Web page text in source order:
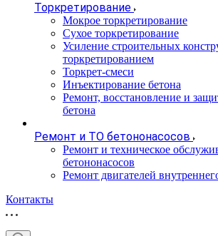
Торкретирование
Мокрое торкретирование
Сухое торкретирование
Усиление строительных
торкретированием
Торкрет-смеси
Инъектирование бетона
Ремонт, восстановление и
бетона
Ремонт и ТО бетононасосов
Ремонт и техническое
бетононасосов
Ремонт двигателей
Контакты